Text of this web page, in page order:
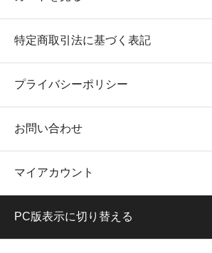
特定商取引法に基づく表記
プライバシーポリシー
お問い合わせ
マイアカウント
PC版表示に切り替える